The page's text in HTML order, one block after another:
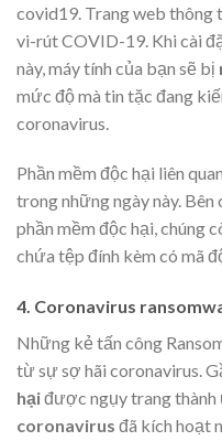
covid19. Trang web thông
vi-rút COVID-19. Khi cài
này, máy tính của bạn sẽ bị
mức độ mà tin tặc đang
coronavirus.
Phần mềm độc hại liên
trong những ngày này. Bên
phần mềm độc hại, chúng
chứa tệp đính kèm có mã
4. Coronavirus
Những kẻ tấn công
từ sự sợ hãi coronavirus.
hạiđược ngụy trang thành
coronavirus đã kích hoạt